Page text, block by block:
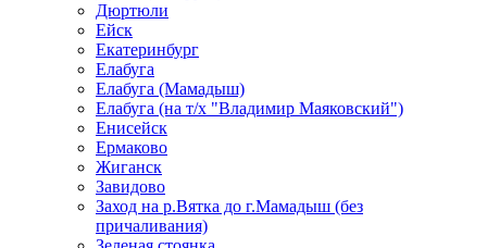
Дюртюли
Ейск
Екатеринбург
Елабуга
Елабуга (Мамадыш)
Елабуга (на т/х "Владимир Маяковский")
Енисейск
Ермаково
Жиганск
Завидово
Заход на р.Вятка до г.Мамадыш (без
причаливания)